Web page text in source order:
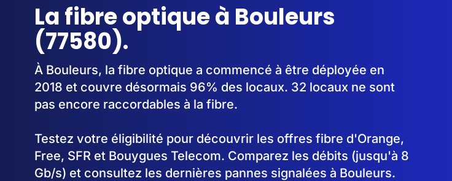
La fibre optique à Bouleurs
(77580).
À Bouleurs, la fibre optique a commencé à être déployée en
2018 et couvre désormais 96% des locaux. 32 locaux ne sont
pas encore raccordables à la fibre.
Testez votre éligibilité pour découvrir les offres fibre d'Orange,
Free, SFR et Bouygues Telecom. Comparez les débits (jusqu'à 8
Gb/s) et consultez les dernières pannes signalées à Bouleurs.